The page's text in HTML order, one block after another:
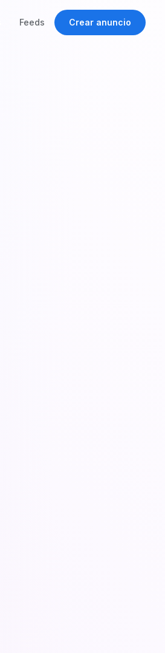
Feeds Crear anuncio